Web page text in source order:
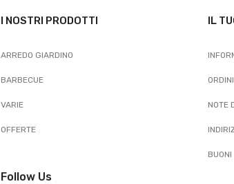
I NOSTRI PRODOTTI
ARREDO GIARDINO
BARBECUE
VARIE
OFFERTE
IL
ORDINI
NOTE
BUONI
Follow Us